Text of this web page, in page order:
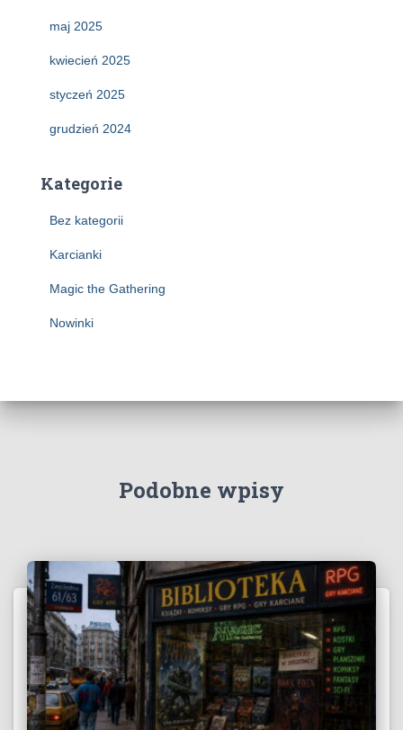
maj 2025
kwiecień 2025
styczeń 2025
grudzień 2024
Kategorie
Bez kategorii
Karcianki
Magic the Gathering
Nowinki
Podobne wpisy